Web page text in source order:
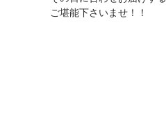
ご堪能下さいませ！！